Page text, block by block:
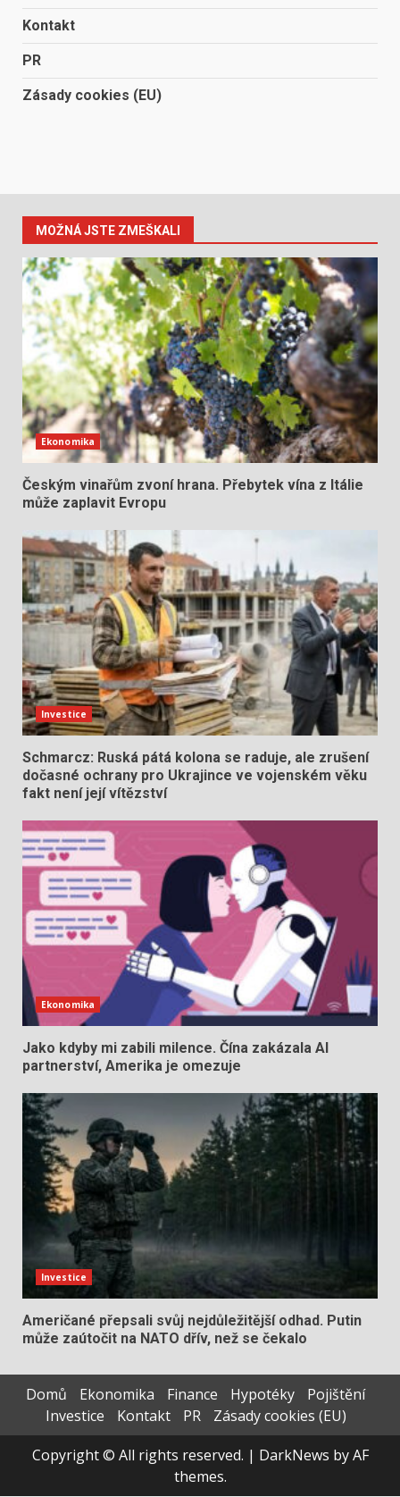
Kontakt
PR
Zásady cookies (EU)
MOŽNÁ JSTE ZMEŠKALI
Ekonomika
Českým vinařům zvoní hrana. Přebytek vína z Itálie
může zaplavit Evropu
Investice
Schmarcz: Ruská pátá kolona se raduje, ale zrušení
dočasné ochrany pro Ukrajince ve vojenském věku
fakt není její vítězství
Ekonomika
Jako kdyby mi zabili milence. Čína zakázala AI
partnerství, Amerika je omezuje
Investice
Američané přepsali svůj nejdůležitější odhad. Putin
může zaútočit na NATO dřív, než se čekalo
Domů Ekonomika Finance Hypotéky
Pojištění
Investice
Kontakt PR
Zásady cookies (EU)
Copyright © All rights reserved. | DarkNews by AF
themes.